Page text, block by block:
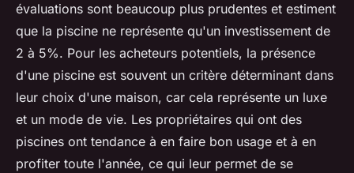
évaluations sont beaucoup plus prudentes et estiment
que la piscine ne représente qu'un investissement de
2 à 5%. Pour les acheteurs potentiels, la présence
d'une piscine est souvent un critère déterminant dans
leur choix d'une maison, car cela représente un luxe
et un mode de vie. Les propriétaires qui ont des
piscines ont tendance à en faire bon usage et à en
profiter toute l'année, ce qui leur permet de se